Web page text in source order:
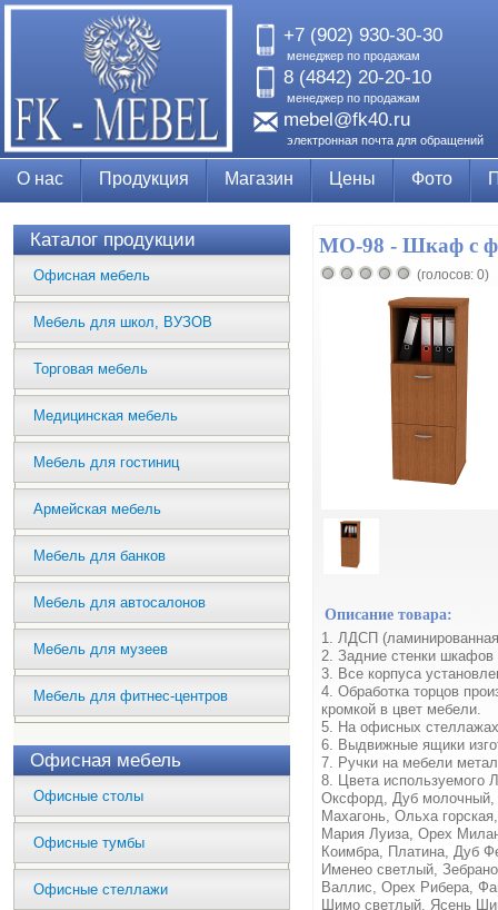
+7 (902) 930-30-30
менеджер по продажам
8 (4842) 20-20-10
менеджер по продажам
mebel@fk40.ru
электронная почта для обращений
О нас Продукция Магазин Цены Фото
Каталог продукции
Офисная мебель
Мебель для школ, ВУЗОВ
Торговая мебель
Медицинская мебель
Мебель для гостиниц
Армейская мебель
Мебель для банков
Мебель для автосалонов
Мебель для музеев
Мебель для фитнес-центров
Офисная мебель
Офисные столы
Офисные тумбы
Офисные стеллажи
МО-98 - Шкаф с
(голосов: 0)
Описание товара:
1. ЛДСП
2. Задние стенки
3. Все корпуса
4. Обработка торцов
кромкой в цвет мебели.
5. На офисных
6. Выдвижные ящики
7. Ручки на мебели
8. Цвета используемого
Оксфорд, Дуб молочный,
Махагонь, Ольха
Мария Луиза, Орех
Коимбра, Платина, Дуб
Именео светлый,
Валлис, Орех Рибера,
Шимо светлый, Ясень